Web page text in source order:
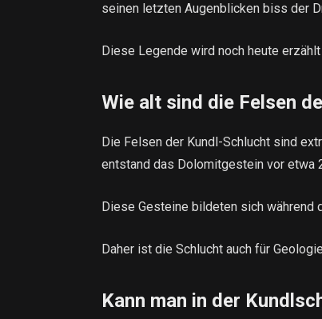
seinen letzten Augenblicken biss der
Diese Legende wird noch heute
Wie alt sind die Felsen
Die Felsen der Kundl-Schlucht sind
entstand das Dolomitgestein vor etwa
Diese Gesteine ​​bildeten sich während
Daher ist die Schlucht auch für
Kann man in der